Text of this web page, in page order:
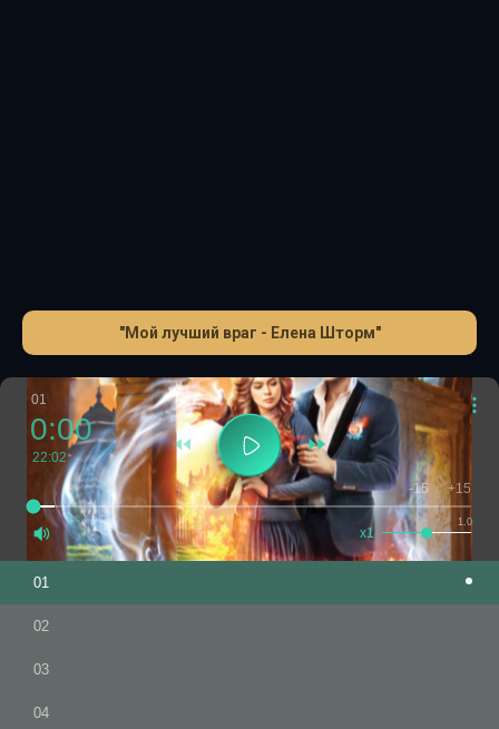
"Мой лучший враг - Елена Шторм"
01
0:00
22:02
1.0
x1
-15 +15
01
02
03
04